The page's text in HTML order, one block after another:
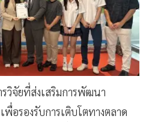
วิจัยที่ส่งเสริมการพัฒนา
อรองรับการเติบโตทางตลาด